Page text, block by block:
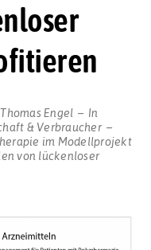
Thomas Engel
In
& Verbraucher
im Modellprojekt
von lückenloser